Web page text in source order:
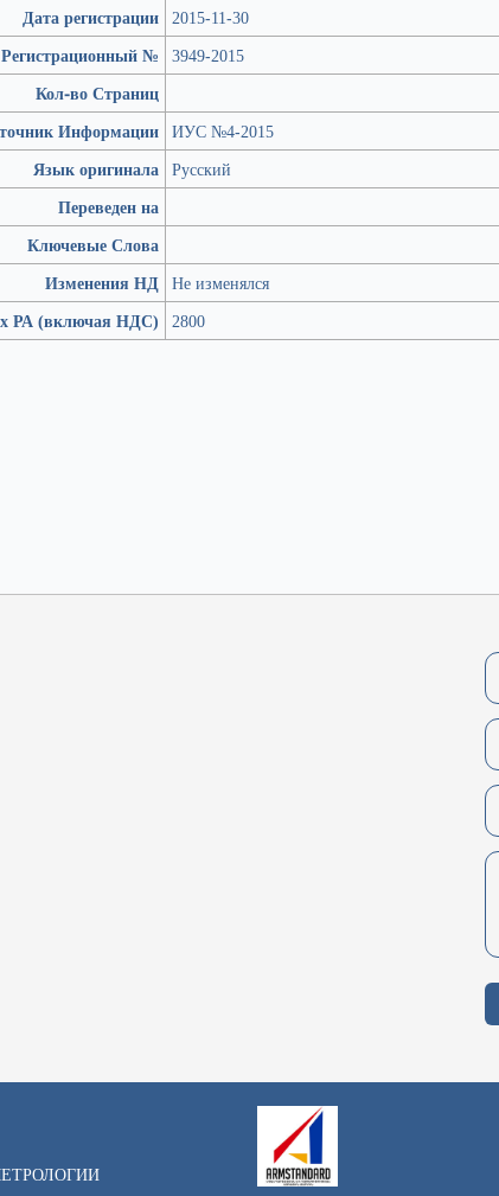
Дата регистрации 2015-11-30
Регистрационный №
3949-2015
Кол-во Страниц
Информации ИУС №4-2015
Язык оригинала Русский
Переведен на
Ключевые Слова
Изменения НД Не изменялся
РА (включая НДС)
2800